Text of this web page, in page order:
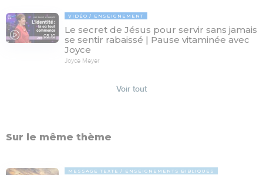
03:10
VIDÉO ENSEIGNEMENT
Le secret de Jésus pour servir sans jamais
se sentir rabaissé | Pause vitaminée avec
Joyce
Joyce Meyer
Voir tout
Sur le même thème
MESSAGE TEXTE ENSEIGNEMENTS BIBLIQUES